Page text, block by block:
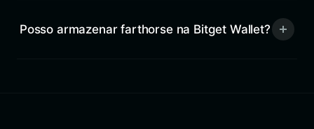
Posso armazenar farthorse na Bitget Wallet?